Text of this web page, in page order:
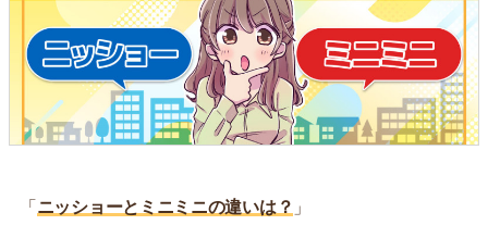
「 ニッショーとミニミニの違いは？ 」